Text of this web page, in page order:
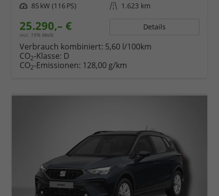
Leistung 85 kW (116 PS) Kilometerstand 1.623 km
25.290,– €
incl. 19% MwSt.
Details
Verbrauch kombiniert: 5,60 l/100km
CO2-Klasse: D
CO2-Emissionen: 128,00 g/km